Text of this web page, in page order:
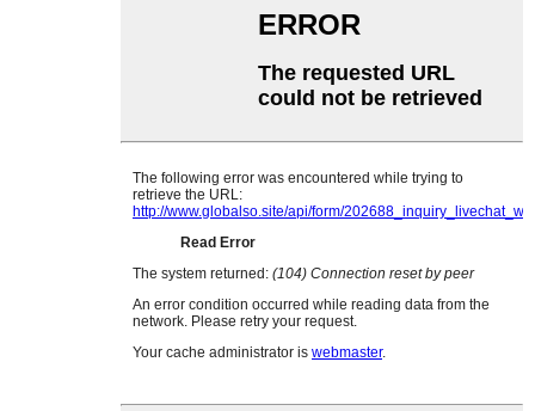
Swahili
Tajik
Telugu
Ukrainian
Urdu
Welsh
Xhosa
Yiddish
Tatar